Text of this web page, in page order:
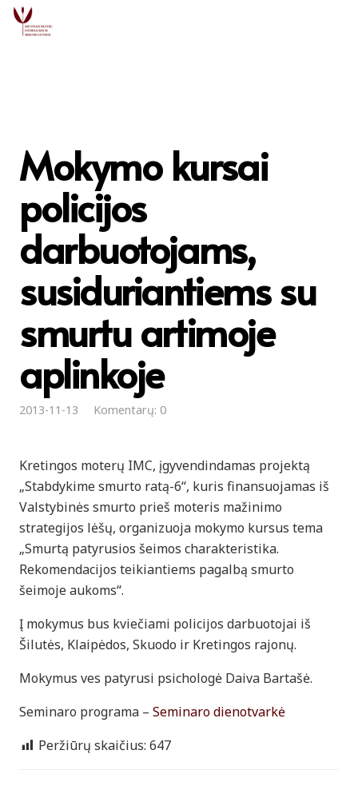
Mokymo kursai
policijos
darbuotojams,
susiduriantiems su
smurtu artimoje
aplinkoje
2013-11-13 Komentarų: 0
Kretingos moterų IMC, įgyvendindamas projektą
„Stabdykime smurto ratą-6“, kuris finansuojamas iš
Valstybinės smurto prieš moteris mažinimo
strategijos lėšų, organizuoja mokymo kursus tema
„Smurtą patyrusios šeimos charakteristika.
Rekomendacijos teikiantiems pagalbą smurto
šeimoje aukoms“.
Į mokymus bus kviečiami policijos darbuotojai iš
Šilutės, Klaipėdos, Skuodo ir Kretingos rajonų.
Mokymus ves patyrusi psichologė Daiva Bartašė.
Seminaro programa – Seminaro dienotvarkė
Peržiūrų skaičius: 647